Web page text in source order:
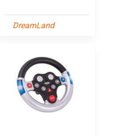
DreamLand